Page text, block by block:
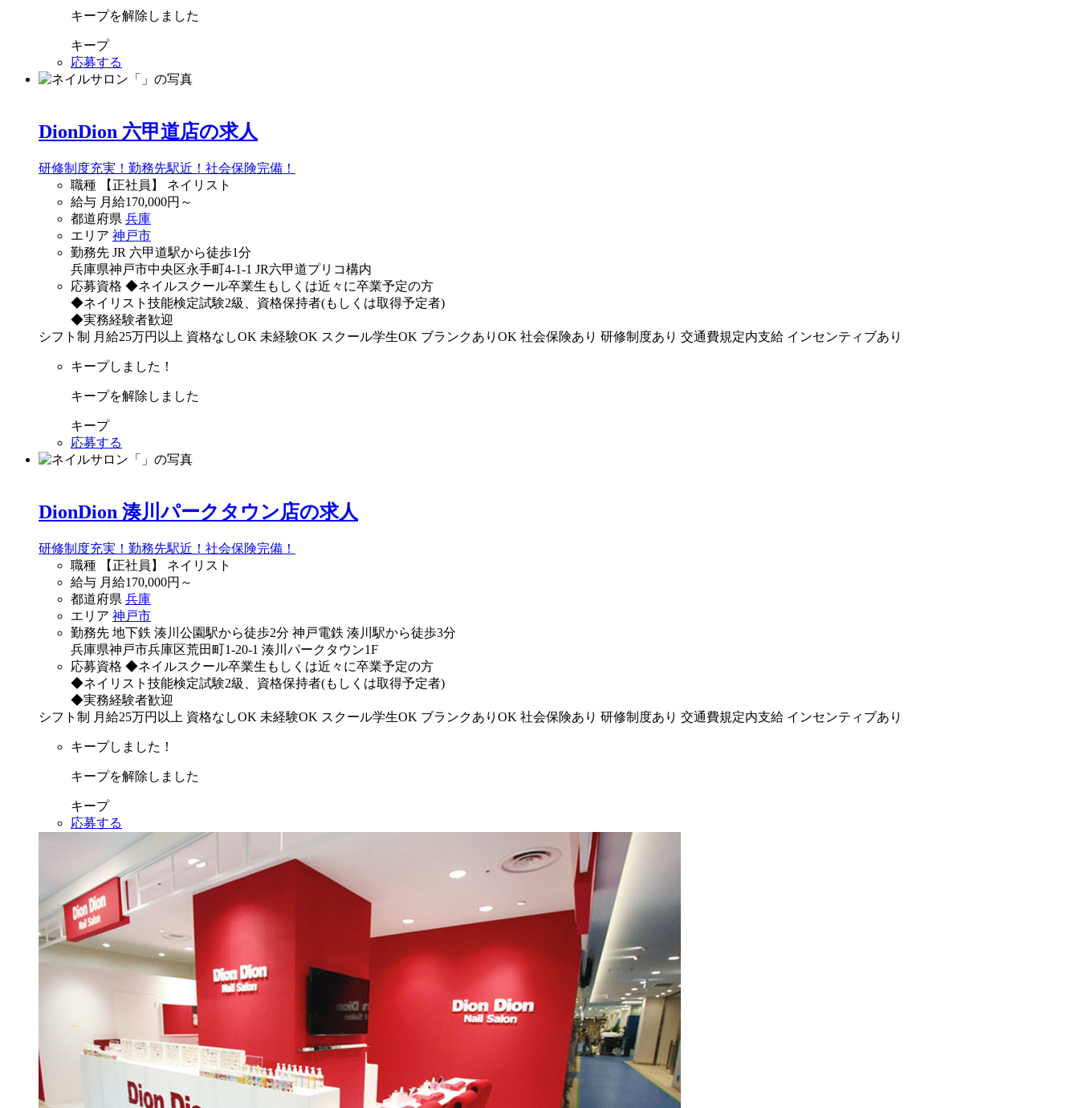
キープを解除しました
キープ
応募する
DionDion 六甲道店の求人
研修制度充実！勤務先駅近！社会保険完備！
職種
【正社員】 ネイリスト
給与 月給170,000円～
都道府県 兵庫
エリア 神戸市
勤務先 JR 六甲道駅から徒歩1分
兵庫県神戸市中央区永手町4-1-1 JR六甲道プリコ構内
応募資格 ◆ネイルスクール卒業生もしくは近々に卒業予定の方
◆ネイリスト技能検定試験2級、資格保持者(もしくは取得予定者)
◆実務経験者歓迎
シフト制
月給25万円以上 資格なしOK 未経験OK スクール学生OK ブランクありOK 社会保険あり 研修制度あり 交通費規定内支給 インセンティブあり
キープしました！
キープを解除しました
キープ
応募する
DionDion 湊川パークタウン店の求人
研修制度充実！勤務先駅近！社会保険完備！
職種
【正社員】 ネイリスト
給与 月給170,000円～
都道府県 兵庫
エリア 神戸市
勤務先 地下鉄 湊川公園駅から徒歩2分 神戸電鉄 湊川駅から徒歩3分
兵庫県神戸市兵庫区荒田町1-20-1 湊川パークタウン1F
応募資格 ◆ネイルスクール卒業生もしくは近々に卒業予定の方
◆ネイリスト技能検定試験2級、資格保持者(もしくは取得予定者)
◆実務経験者歓迎
シフト制
月給25万円以上 資格なしOK 未経験OK スクール学生OK ブランクありOK 社会保険あり 研修制度あり 交通費規定内支給 インセンティブあり
キープしました！
キープを解除しました
キープ
応募する